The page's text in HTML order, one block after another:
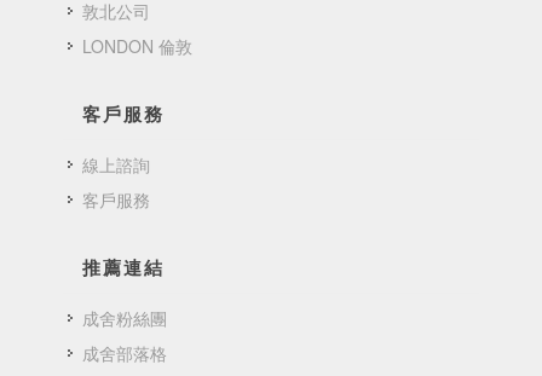
敦北公司
LONDON 倫敦
客戶服務
線上諮詢
客戶服務
推薦連結
成舍粉絲團
成舍部落格